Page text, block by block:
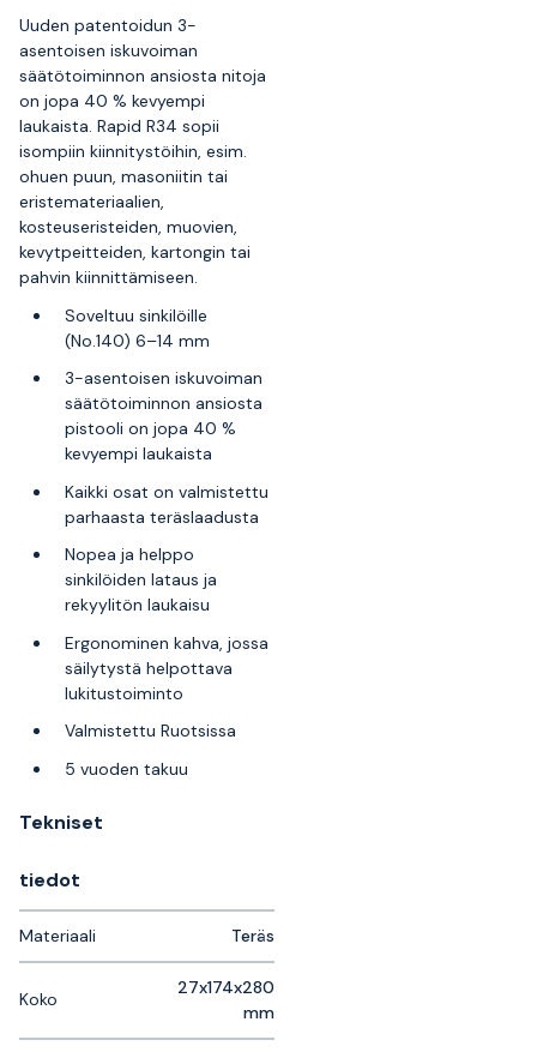
Uuden patentoidun 3-
asentoisen iskuvoiman
säätötoiminnon ansiosta nitoja
on jopa 40 % kevyempi
laukaista. Rapid R34 sopii
isompiin kiinnitystöihin, esim.
ohuen puun, masoniitin tai
eristemateriaalien,
kosteuseristeiden, muovien,
kevytpeitteiden, kartongin tai
pahvin kiinnittämiseen.
Soveltuu sinkilöille
(No.140) 6–14 mm
3-asentoisen iskuvoiman
säätötoiminnon ansiosta
pistooli on jopa 40 %
kevyempi laukaista
Kaikki osat on valmistettu
parhaasta teräslaadusta
Nopea ja helppo
sinkilöiden lataus ja
rekyylitön laukaisu
Ergonominen kahva, jossa
säilytystä helpottava
lukitustoiminto
Valmistettu Ruotsissa
5 vuoden takuu
Tekniset
tiedot
Materiaali Teräs
Koko
27x174x280
mm